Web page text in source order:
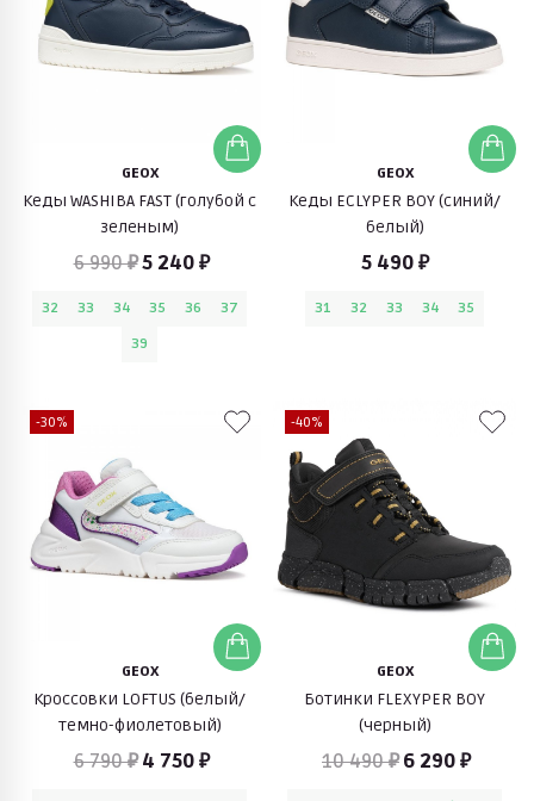
GEOX
Кеды WASHIBA FAST (голубой с
зеленым)
6 990 ₽5 240 ₽
32 33 34 35 36
37
39
GEOX
Кеды ECLYPER BOY (синий/
белый)
5 490 ₽
31 32 33 34 35
-30%
GEOX
Кроссовки LOFTUS (белый/
темно-фиолетовый)
6 790 ₽ 4 750 ₽
-40%
GEOX
Ботинки FLEXYPER BOY
(черный)
10 490 ₽ 6 290 ₽